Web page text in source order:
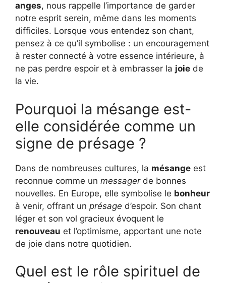
anges, nous rappelle l’importance de garder
notre esprit serein, même dans les moments
difficiles. Lorsque vous entendez son chant,
pensez à ce qu’il symbolise : un encouragement
à rester connecté à votre essence intérieure, à
ne pas perdre espoir et à embrasser la joie de
la vie.
Pourquoi la mésange est-
elle considérée comme un
signe de présage ?
Dans de nombreuses cultures, la mésange est
reconnue comme un messagerde bonnes
nouvelles. En Europe, elle symbolise le bonheur
à venir, offrant un présage d’espoir. Son chant
léger et son vol gracieux évoquent le
renouveau et l’optimisme, apportant une note
de joie dans notre quotidien.
Quel est le rôle spirituel de